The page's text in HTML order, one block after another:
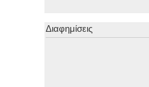
Διαφημίσεις